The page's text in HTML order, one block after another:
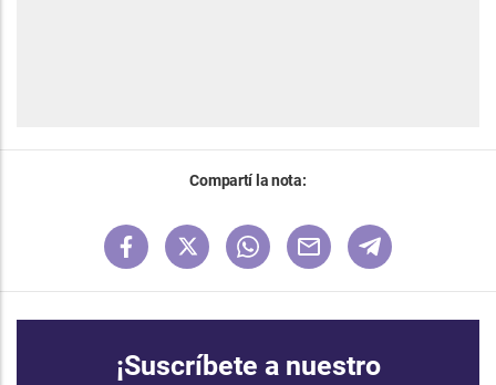
Compartí la nota:
¡Suscríbete a nuestro